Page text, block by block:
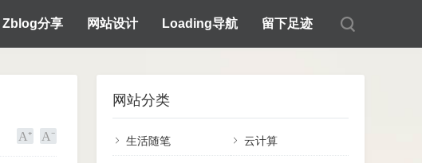
Zblog分享 网站设计 Loading导航 留下足迹
网站分类
生活随笔 云计算